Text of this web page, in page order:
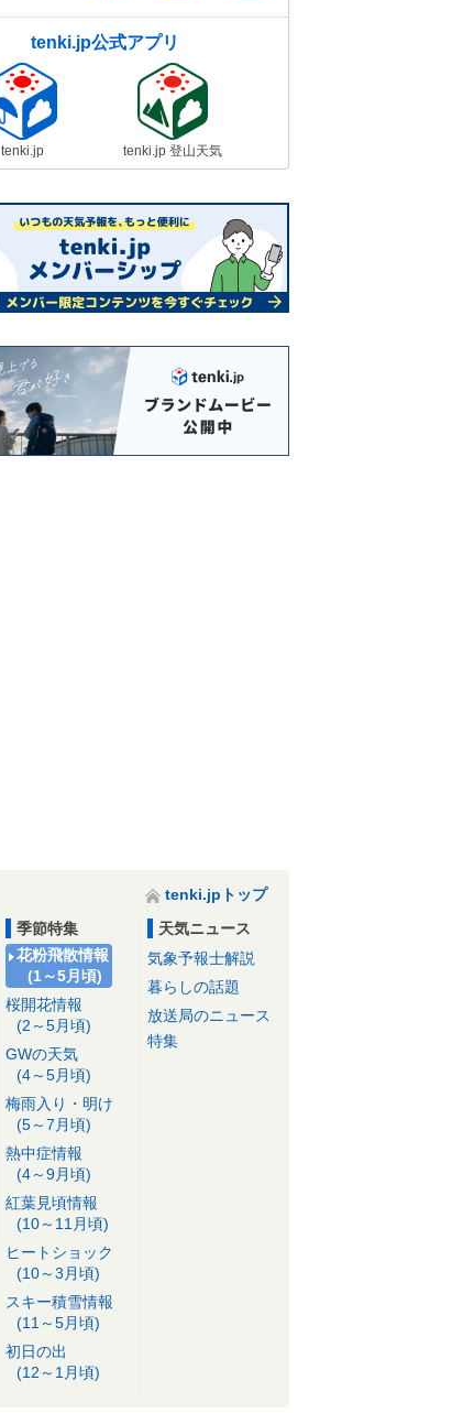
tenki.jp公式アプリ
tenki.jp tenki.jp 登山天気
tenki.jpトップ
季節特集
花粉飛散情報
(1～5月頃)
桜開花情報
(2～5月頃)
GWの天気
(4～5月頃)
梅雨入り・明け
(5～7月頃)
熱中症情報
(4～9月頃)
紅葉見頃情報
(10～11月頃)
ヒートショック
(10～3月頃)
スキー積雪情報
(11～5月頃)
初日の出
(12～1月頃)
天気ニュース
気象予報士解説
暮らしの話題
放送局のニュース
特集